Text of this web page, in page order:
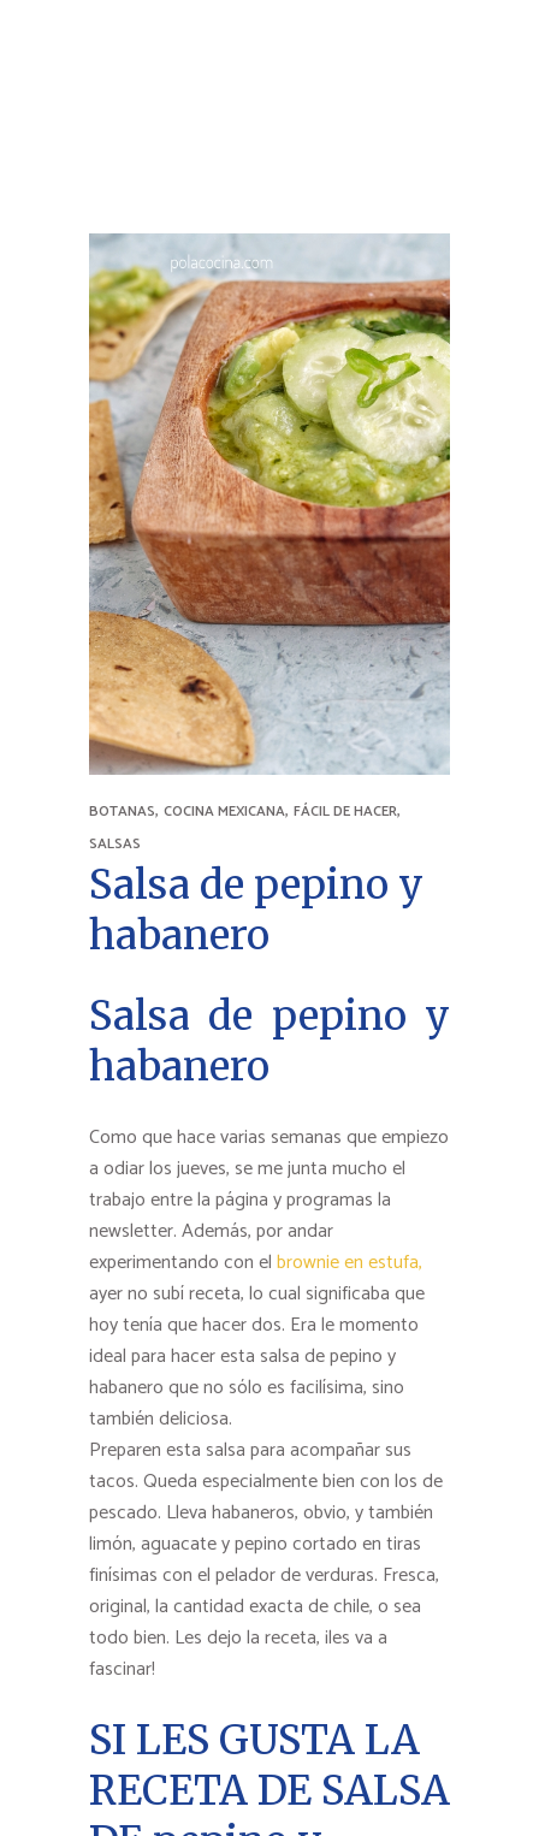
BOTANAS, COCINA MEXICANA, FÁCIL DE HACER,
SALSAS
Salsa de pepino y
habanero
Salsa de pepino y
habanero
Como que hace varias semanas que empiezo
a odiar los jueves, se me junta mucho el
trabajo entre la página y programas la
newsletter. Además, por andar
experimentando con elbrownie en estufa,
ayer no subí receta, lo cual significaba que
hoy tenía que hacer dos. Era le momento
ideal para hacer esta salsa de pepino y
habanero que no sólo es facilísima, sino
también deliciosa.
Preparen esta salsa para acompañar sus
tacos. Queda especialmente bien con los de
pescado. Lleva habaneros, obvio, y también
limón, aguacate y pepino cortado en tiras
finísimas con el pelador de verduras. Fresca,
original, la cantidad exacta de chile, o sea
todo bien. Les dejo la receta, ¡les va a
fascinar!
SI LES GUSTA LA
RECETA DE SALSA